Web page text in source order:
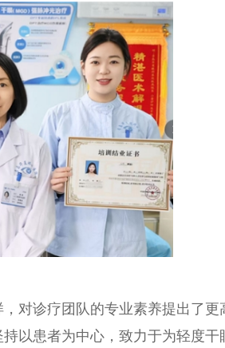
对诊疗团队的专业素养提出了更
以患者为中心，致力于为轻度干